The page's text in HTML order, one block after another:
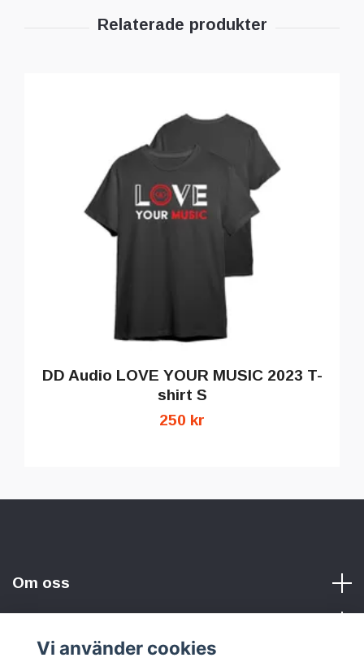
DD Audio LOVE YOUR MUSIC 2023 T-
shirt S
250 kr
Om oss
Vi använder cookies